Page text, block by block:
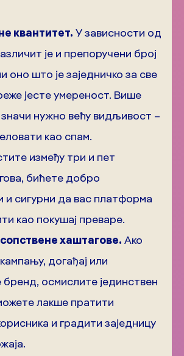
квантитет. У зависности од
је и препоручени број
оно што је заједничко за све
јесте умереност. Више
нужно већу видљивост –
као спам.
између три и пет
бићете добро
и сигурни да вас платформа
као покушај преваре.
хаштагове. Ако
догађај или
осмислите јединствен
лакше пратити
и градити заједницу